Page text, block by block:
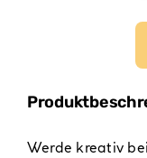
Werde kreativ